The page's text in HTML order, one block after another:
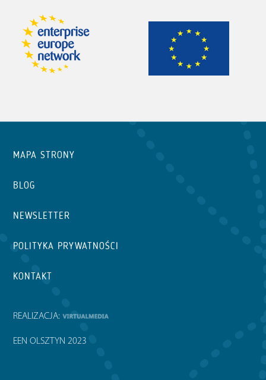
MAPA STRONY
BLOG
NEWSLETTER
POLITYKA PRYWATNOŚCI
KONTAKT
REALIZACJA:
EEN OLSZTYN 2023